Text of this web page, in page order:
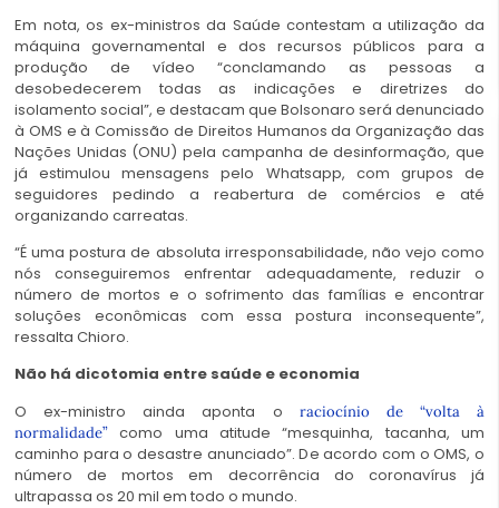
Em nota, os ex-ministros da Saúde contestam a utilização da
máquina governamental e dos recursos públicos para a
produção de vídeo “conclamando as pessoas a
desobedecerem todas as indicações e diretrizes do
isolamento social”, e destacam que Bolsonaro será denunciado
à OMS e à Comissão de Direitos Humanos da Organização das
Nações Unidas (ONU) pela campanha de desinformação, que
já estimulou mensagens pelo Whatsapp, com grupos de
seguidores pedindo a reabertura de comércios e até
organizando carreatas.
“É uma postura de absoluta irresponsabilidade, não vejo como
nós conseguiremos enfrentar adequadamente, reduzir o
número de mortos e o sofrimento das famílias e encontrar
soluções econômicas com essa postura inconsequente”,
ressalta Chioro.
Não há dicotomia entre saúde e economia
O ex-ministro ainda aponta o raciocínio de “volta à
normalidade”como uma atitude “mesquinha, tacanha, um
caminho para o desastre anunciado”. De acordo com o OMS, o
número de mortos em decorrência do coronavírus já
ultrapassa os 20 mil em todo o mundo.